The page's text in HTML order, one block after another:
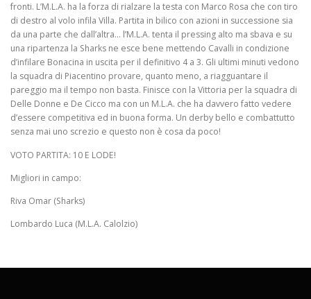
fronti. L’M.L.A. ha la forza di rialzare la testa con Marco Rosa che con tiro
di destro al volo infila Villa. Partita in bilico con azioni in successione sia
da una parte che dall’altra… l’M.L.A. tenta il pressing alto ma sbava e su
una ripartenza la Sharks ne esce bene mettendo Cavalli in condizione
d’infilare Bonacina in uscita per il definitivo 4 a 3. Gli ultimi minuti vedono
la squadra di Piacentino provare, quanto meno, a riagguantare il
pareggio ma il tempo non basta. Finisce con la Vittoria per la squadra di
Delle Donne e De Cicco ma con un M.L.A. che ha davvero fatto vedere
d’essere competitiva ed in buona forma. Un derby bello e combattutto
senza mai uno screzio e questo non è cosa da poco!
VOTO PARTITA: 10 E LODE!
Migliori in campo:
Riva Omar (Sharks)
Lombardo Luca (M.L.A. Calolzio)